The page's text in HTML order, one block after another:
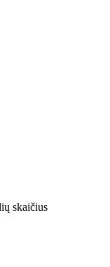
skaičius